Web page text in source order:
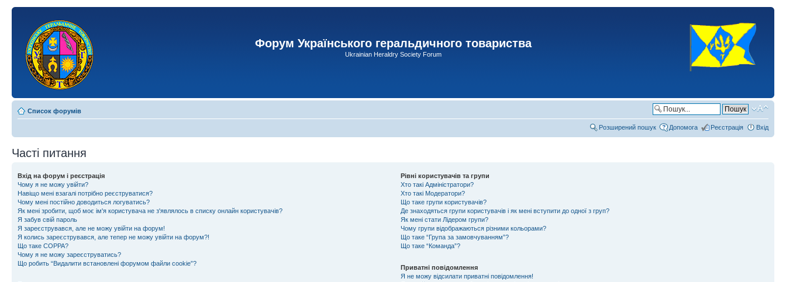
Форум Українського геральдичного товариства
Ukrainian Heraldry Society Forum
Список форумів
Розширений пошук Допомога Реєстрація Вхід
Часті питання
Вхід на форум і реєстрація
Чому я не можу увійти?
Навіщо мені взагалі потрібно реєструватися?
Чому мені постійно доводиться логуватись?
Як мені зробити, щоб моє ім'я користувача не з'являлось в списку онлайн користувачів?
Я забув свій пароль
Я зареєструвався, але не можу увійти на форум!
Я колись зареєструвався, але тепер не можу увійти на форум?!
Що таке COPPA?
Чому я не можу зареєструватись?
Що робить “Видалити встановлені форумом файли cookie”?
Рівні користувачів та групи
Хто такі Адміністратори?
Хто такі Модератори?
Що таке групи користувачів?
Де знаходяться групи користувачів і як мені вступити до одної з груп?
Як мені стати Лідером групи?
Чому групи відображаються різними кольорами?
Що таке “Група за замовчуванням”?
Що таке “Команда”?
Приватні повідомлення
Я не можу відсилати приватні повідомлення!